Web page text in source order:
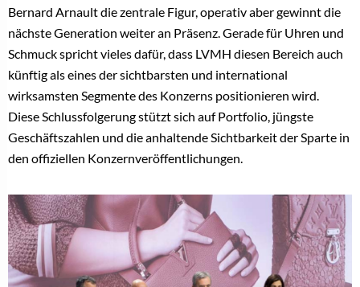
Bernard Arnault die zentrale Figur, operativ aber gewinnt die
nächste Generation weiter an Präsenz. Gerade für Uhren und
Schmuck spricht vieles dafür, dass LVMH diesen Bereich auch
künftig als eines der sichtbarsten und international
wirksamsten Segmente des Konzerns positionieren wird.
Diese Schlussfolgerung stützt sich auf Portfolio, jüngste
Geschäftszahlen und die anhaltende Sichtbarkeit der Sparte in
den offiziellen Konzernveröffentlichungen.